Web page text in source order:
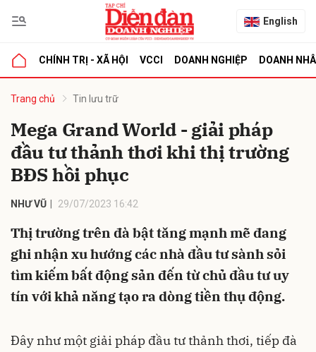
English
CHÍNH TRỊ - XÃ HỘI VCCI DOANH NGHIỆP DOANH
Trang chủ Tin lưu trữ
Mega Grand World - giải pháp
đầu tư thảnh thơi khi thị trường
BĐS hồi phục
NHƯ VŨ 29/07/2023 16:42
Thị trường trên đà bật tăng mạnh mẽ đang
ghi nhận xu hướng các nhà đầu tư sành sỏi
tìm kiếm bất động sản đến từ chủ đầu tư uy
tín với khả năng tạo ra dòng tiền thụ động.
Đây như một giải pháp đầu tư thảnh thơi, tiếp đà
luận
Hủy